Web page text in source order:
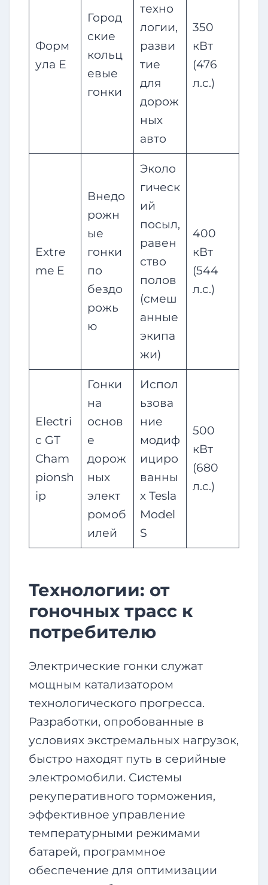
Форм
ула Е
Город
ские
кольц
евые
гонки
техно
логии,
разви
тие
для
дорож
ных
авто
350
кВт
(476
л.с.)
Extre
me E
Внедо
рожн
ые
гонки
по
бездо
рожь
ю
Эколо
гическ
ий
посыл,
равен
ство
полов
(смеш
анные
экипа
жи)
400
кВт
(544
л.с.)
Electri
c GT
Cham
pionsh
ip
Гонки
на
основ
е
дорож
ных
элект
ромоб
илей
Испол
ьзова
ние
модиф
ициро
ванны
х Tesla
Model
S
500
кВт
(680
л.с.)
Технологии: от
гоночных трасс к
потребителю
Электрические гонки служат
мощным катализатором
технологического прогресса.
Разработки, опробованные в
условиях экстремальных нагрузок,
быстро находят путь в серийные
электромобили. Системы
рекуперативного торможения,
эффективное управление
температурными режимами
батарей, программное
обеспечение для оптимизации